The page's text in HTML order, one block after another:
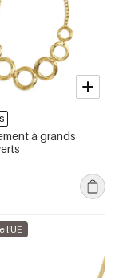
à grands
l'UE